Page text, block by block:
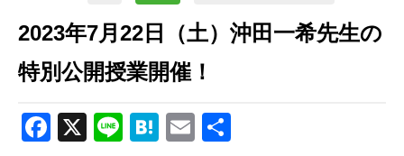
2023年7月22日（土）沖田一希先生の
特別公開授業開催！
Facebook
X LineHatena
Email